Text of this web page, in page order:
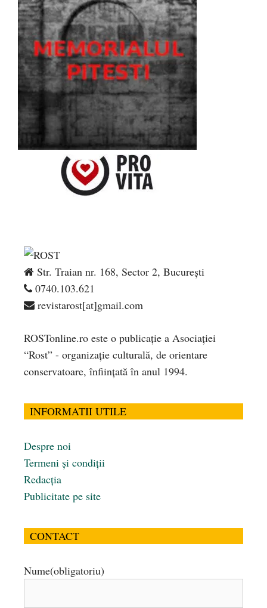
Str. Traian nr. 168, Sector 2, București
0740.103.621
revistarost[at]gmail.com
ROSTonline.ro este o publicaţie a Asociaţiei
“Rost” - organizaţie culturală, de orientare
conservatoare, înfiinţată în anul 1994.
INFORMATII UTILE
Despre noi
Termeni și condiții
Redacția
Publicitate pe site
CONTACT
Nume(obligatoriu)